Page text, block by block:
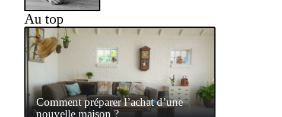
Au top
Comment préparer l’achat d’une
nouvelle maison ?